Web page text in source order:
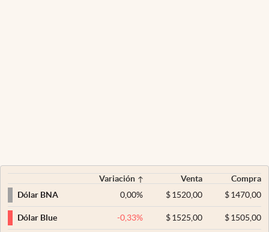
Variación Venta
Compra
Dólar BNA
0,00% $ 1520,00 $1470,00
Dólar Blue -0,33% $ 1525,00 $1505,00